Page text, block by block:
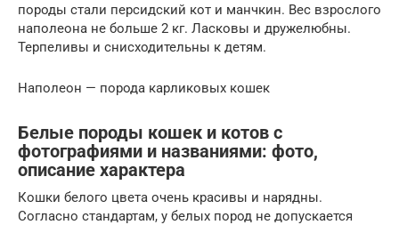
породы стали персидский кот и манчкин. Вес взрослого
наполеона не больше 2 кг. Ласковы и дружелюбны.
Терпеливы и снисходительны к детям.
Наполеон — порода карликовых кошек
Белые породы кошек и котов с
фотографиями и названиями: фото,
описание характера
Кошки белого цвета очень красивы и нарядны.
Согласно стандартам, у белых пород не допускается